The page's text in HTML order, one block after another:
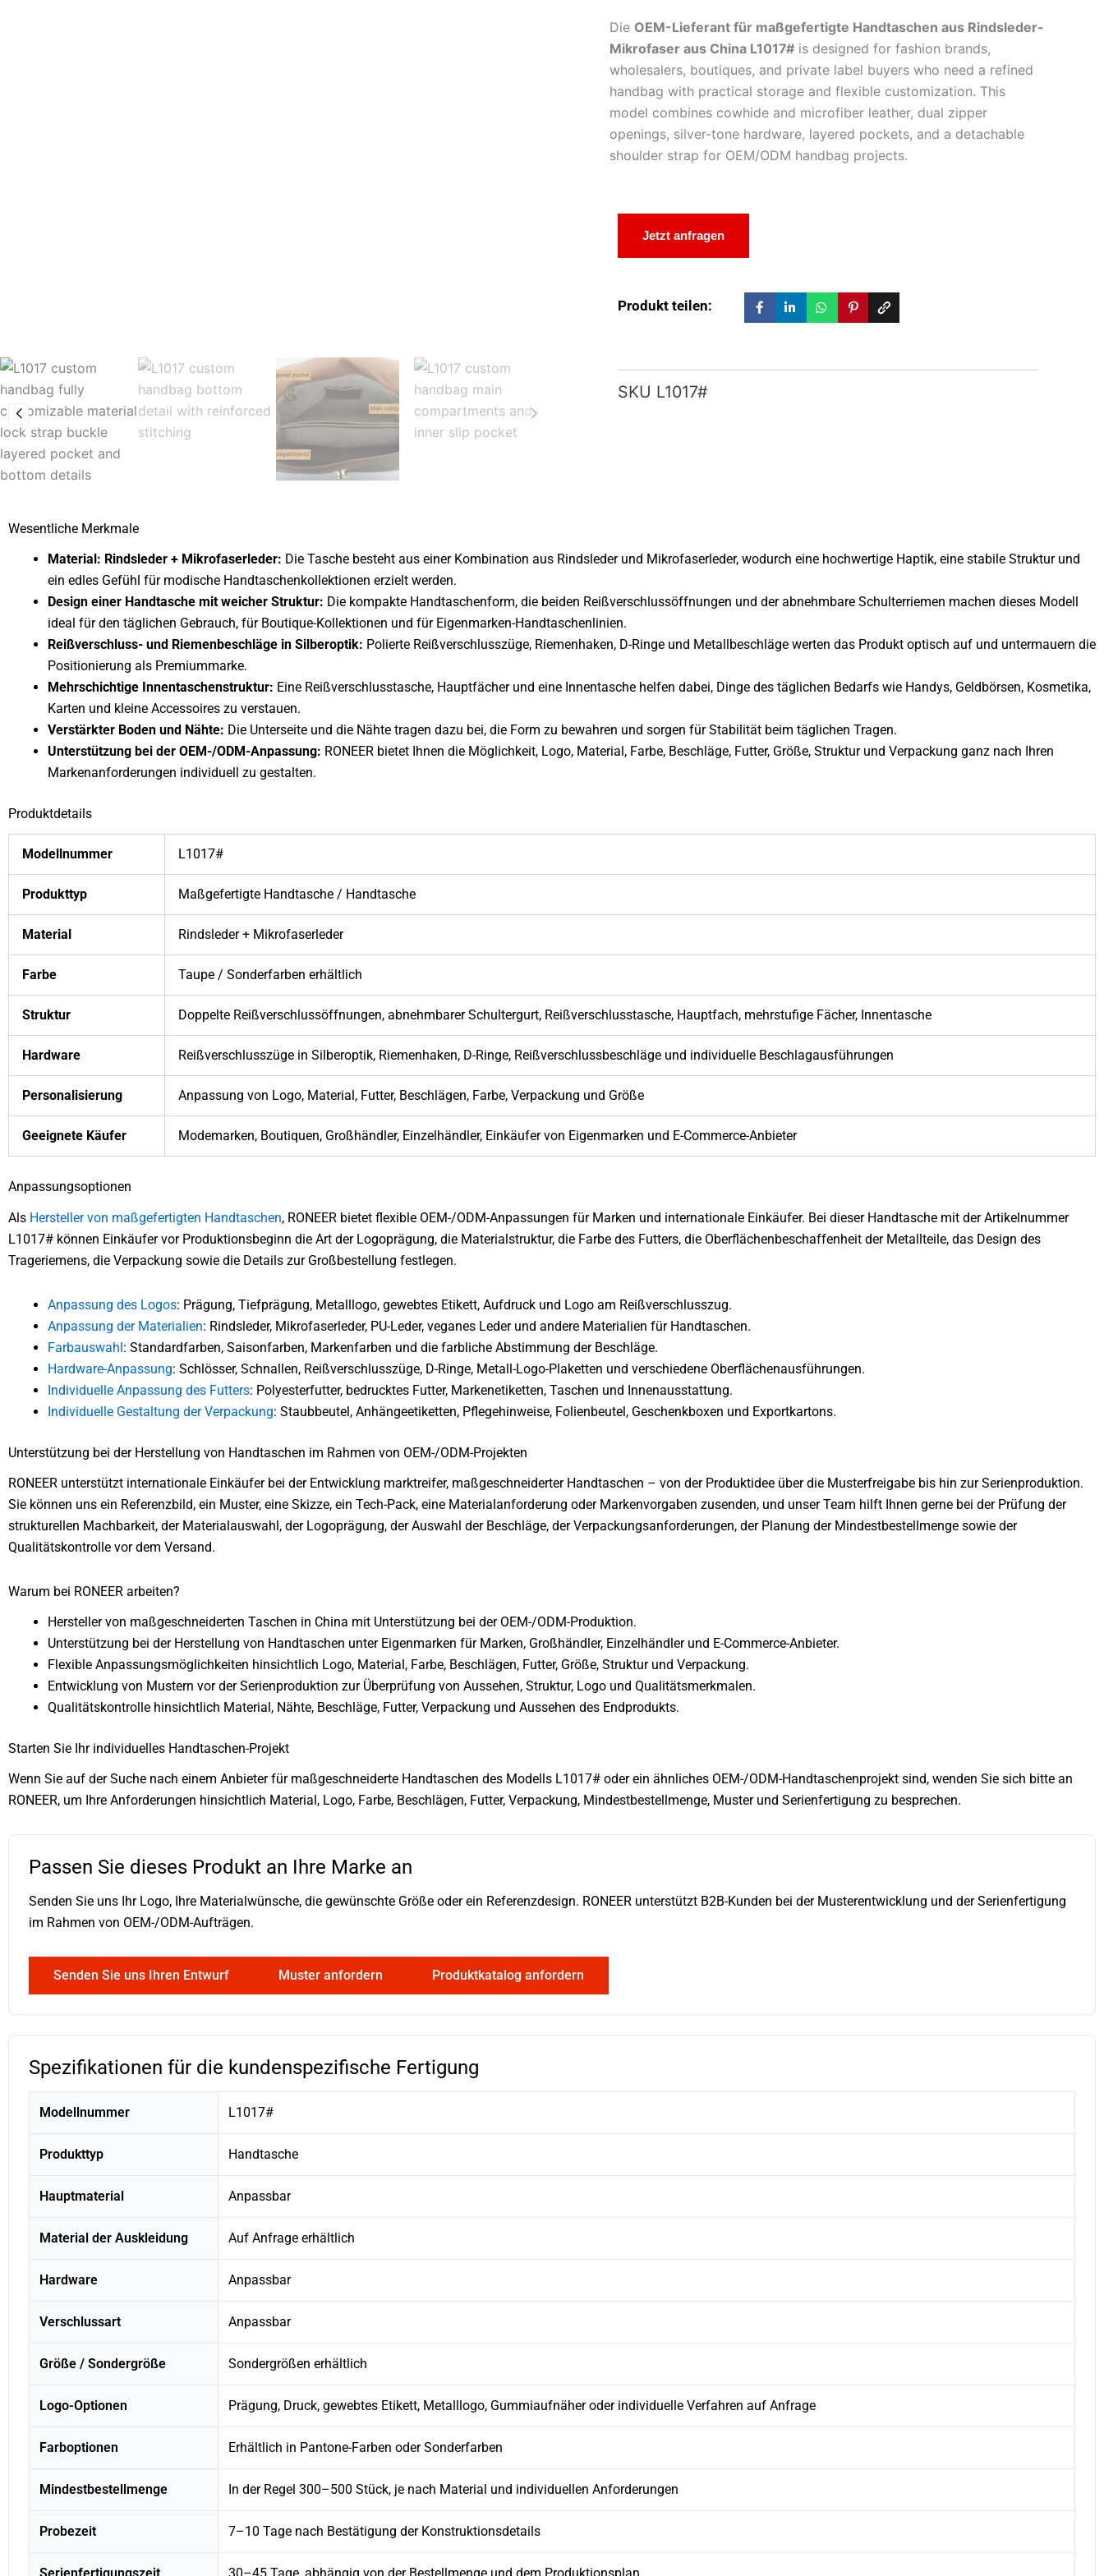
Die OEM-Lieferant für maßgefertigte Handtaschen aus Rindsleder-
Mikrofaser aus China L1017# is designed for fashion brands,
wholesalers, boutiques, and private label buyers who need a refined
handbag with practical storage and flexible customization. This
model combines cowhide and microfiber leather, dual zipper
openings, silver-tone hardware, layered pockets, and a detachable
shoulder strap for OEM/ODM handbag projects.
Jetzt anfragen
Produkt teilen:
SKU L1017#
Wesentliche Merkmale
Material: Rindsleder + Mikrofaserleder: Die Tasche besteht aus einer Kombination aus Rindsleder und Mikrofaserleder, wodurch eine hochwertige Haptik, eine stabile Struktur und
ein edles Gefühl für modische Handtaschenkollektionen erzielt werden.
Design einer Handtasche mit weicher Struktur: Die kompakte Handtaschenform, die beiden Reißverschlussöffnungen und der abnehmbare Schulterriemen machen dieses Modell
ideal für den täglichen Gebrauch, für Boutique-Kollektionen und für Eigenmarken-Handtaschenlinien.
Reißverschluss- und Riemenbeschläge in Silberoptik: Polierte Reißverschlusszüge, Riemenhaken, D-Ringe und Metallbeschläge werten das Produkt optisch auf und untermauern die
Positionierung als Premiummarke.
Mehrschichtige Innentaschenstruktur: Eine Reißverschlusstasche, Hauptfächer und eine Innentasche helfen dabei, Dinge des täglichen Bedarfs wie Handys, Geldbörsen, Kosmetika,
Karten und kleine Accessoires zu verstauen.
Verstärkter Boden und Nähte: Die Unterseite und die Nähte tragen dazu bei, die Form zu bewahren und sorgen für Stabilität beim täglichen Tragen.
Unterstützung bei der OEM-/ODM-Anpassung: RONEER bietet Ihnen die Möglichkeit, Logo, Material, Farbe, Beschläge, Futter, Größe, Struktur und Verpackung ganz nach Ihren
Markenanforderungen individuell zu gestalten.
Produktdetails
Modellnummer L1017#
Produkttyp Maßgefertigte Handtasche / Handtasche
Material Rindsleder + Mikrofaserleder
Farbe Taupe / Sonderfarben erhältlich
Struktur Doppelte Reißverschlussöffnungen, abnehmbarer Schultergurt, Reißverschlusstasche, Hauptfach, mehrstufige Fächer, Innentasche
Hardware Reißverschlusszüge in Silberoptik, Riemenhaken, D-Ringe, Reißverschlussbeschläge und individuelle Beschlagausführungen
Personalisierung Anpassung von Logo, Material, Futter, Beschlägen, Farbe, Verpackung und Größe
Geeignete Käufer Modemarken, Boutiquen, Großhändler, Einzelhändler, Einkäufer von Eigenmarken und E-Commerce-Anbieter
Anpassungsoptionen
Als Hersteller von maßgefertigten Handtaschen, RONEER bietet flexible OEM-/ODM-Anpassungen für Marken und internationale Einkäufer. Bei dieser Handtasche mit der Artikelnummer
L1017# können Einkäufer vor Produktionsbeginn die Art der Logoprägung, die Materialstruktur, die Farbe des Futters, die Oberflächenbeschaffenheit der Metallteile, das Design des
Trageriemens, die Verpackung sowie die Details zur Großbestellung festlegen.
Anpassung des Logos: Prägung, Tiefprägung, Metalllogo, gewebtes Etikett, Aufdruck und Logo am Reißverschlusszug.
Anpassung der Materialien: Rindsleder, Mikrofaserleder, PU-Leder, veganes Leder und andere Materialien für Handtaschen.
Farbauswahl: Standardfarben, Saisonfarben, Markenfarben und die farbliche Abstimmung der Beschläge.
Hardware-Anpassung: Schlösser, Schnallen, Reißverschlusszüge, D-Ringe, Metall-Logo-Plaketten und verschiedene Oberflächenausführungen.
Individuelle Anpassung des Futters: Polyesterfutter, bedrucktes Futter, Markenetiketten, Taschen und Innenausstattung.
Individuelle Gestaltung der Verpackung: Staubbeutel, Anhängeetiketten, Pflegehinweise, Folienbeutel, Geschenkboxen und Exportkartons.
Unterstützung bei der Herstellung von Handtaschen im Rahmen von OEM-/ODM-Projekten
RONEER unterstützt internationale Einkäufer bei der Entwicklung marktreifer, maßgeschneiderter Handtaschen – von der Produktidee über die Musterfreigabe bis hin zur Serienproduktion.
Sie können uns ein Referenzbild, ein Muster, eine Skizze, ein Tech-Pack, eine Materialanforderung oder Markenvorgaben zusenden, und unser Team hilft Ihnen gerne bei der Prüfung der
strukturellen Machbarkeit, der Materialauswahl, der Logoprägung, der Auswahl der Beschläge, der Verpackungsanforderungen, der Planung der Mindestbestellmenge sowie der
Qualitätskontrolle vor dem Versand.
Warum bei RONEER arbeiten?
Hersteller von maßgeschneiderten Taschen in China mit Unterstützung bei der OEM-/ODM-Produktion.
Unterstützung bei der Herstellung von Handtaschen unter Eigenmarken für Marken, Großhändler, Einzelhändler und E-Commerce-Anbieter.
Flexible Anpassungsmöglichkeiten hinsichtlich Logo, Material, Farbe, Beschlägen, Futter, Größe, Struktur und Verpackung.
Entwicklung von Mustern vor der Serienproduktion zur Überprüfung von Aussehen, Struktur, Logo und Qualitätsmerkmalen.
Qualitätskontrolle hinsichtlich Material, Nähte, Beschläge, Futter, Verpackung und Aussehen des Endprodukts.
Starten Sie Ihr individuelles Handtaschen-Projekt
Wenn Sie auf der Suche nach einem Anbieter für maßgeschneiderte Handtaschen des Modells L1017# oder ein ähnliches OEM-/ODM-Handtaschenprojekt sind, wenden Sie sich bitte an
RONEER, um Ihre Anforderungen hinsichtlich Material, Logo, Farbe, Beschlägen, Futter, Verpackung, Mindestbestellmenge, Muster und Serienfertigung zu besprechen.
Passen Sie dieses Produkt an Ihre Marke an
Senden Sie uns Ihr Logo, Ihre Materialwünsche, die gewünschte Größe oder ein Referenzdesign. RONEER unterstützt B2B-Kunden bei der Musterentwicklung und der Serienfertigung
im Rahmen von OEM-/ODM-Aufträgen.
Senden Sie uns Ihren Entwurf Muster anfordern Produktkatalog anfordern
Spezifikationen für die kundenspezifische Fertigung
Modellnummer L1017#
Produkttyp Handtasche
Hauptmaterial Anpassbar
Material der Auskleidung Auf Anfrage erhältlich
Hardware Anpassbar
Verschlussart Anpassbar
Größe / Sondergröße Sondergrößen erhältlich
Logo-Optionen Prägung, Druck, gewebtes Etikett, Metalllogo, Gummiaufnäher oder individuelle Verfahren auf Anfrage
Farboptionen Erhältlich in Pantone-Farben oder Sonderfarben
Mindestbestellmenge In der Regel 300–500 Stück, je nach Material und individuellen Anforderungen
Probezeit 7–10 Tage nach Bestätigung der Konstruktionsdetails